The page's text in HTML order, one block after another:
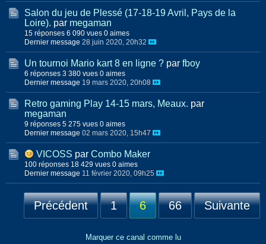
Salon du jeu de Plessé (17-18-19 Avril, Pays de la
Loire). par megaman
15 réponses 6 090 vues 0 aimes
Dernier message 28 juin 2020, 20h32
Un tournoi Mario kart 8 en ligne ? par fboy
6 réponses 3 380 vues 0 aimes
Dernier message 19 mars 2020, 20h08
Retro gaming Play 14-15 mars, Meaux. par
megaman
9 réponses 5 275 vues 0 aimes
Dernier message 02 mars 2020, 15h47
VICOSS par Combo Maker
100 réponses 18 429 vues 0 aimes
Dernier message 11 février 2020, 09h25
Précédent 1 6 66 Suivante
Marquer ce canal comme lu